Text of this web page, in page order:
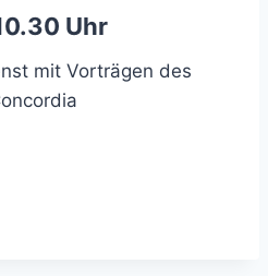
Uhr
mit Vorträgen des